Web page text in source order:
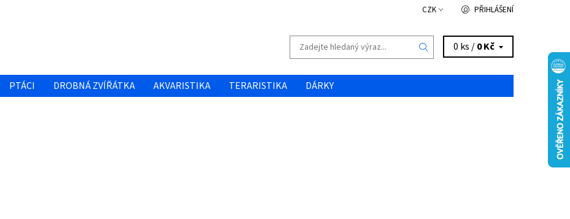
CZK PŘIHLÁŠENÍ
0 ks /0 Kč
PTÁCI DROBNÁ ZVÍŘÁTKA AKVARISTIKA TERARISTIKA
DÁRKY